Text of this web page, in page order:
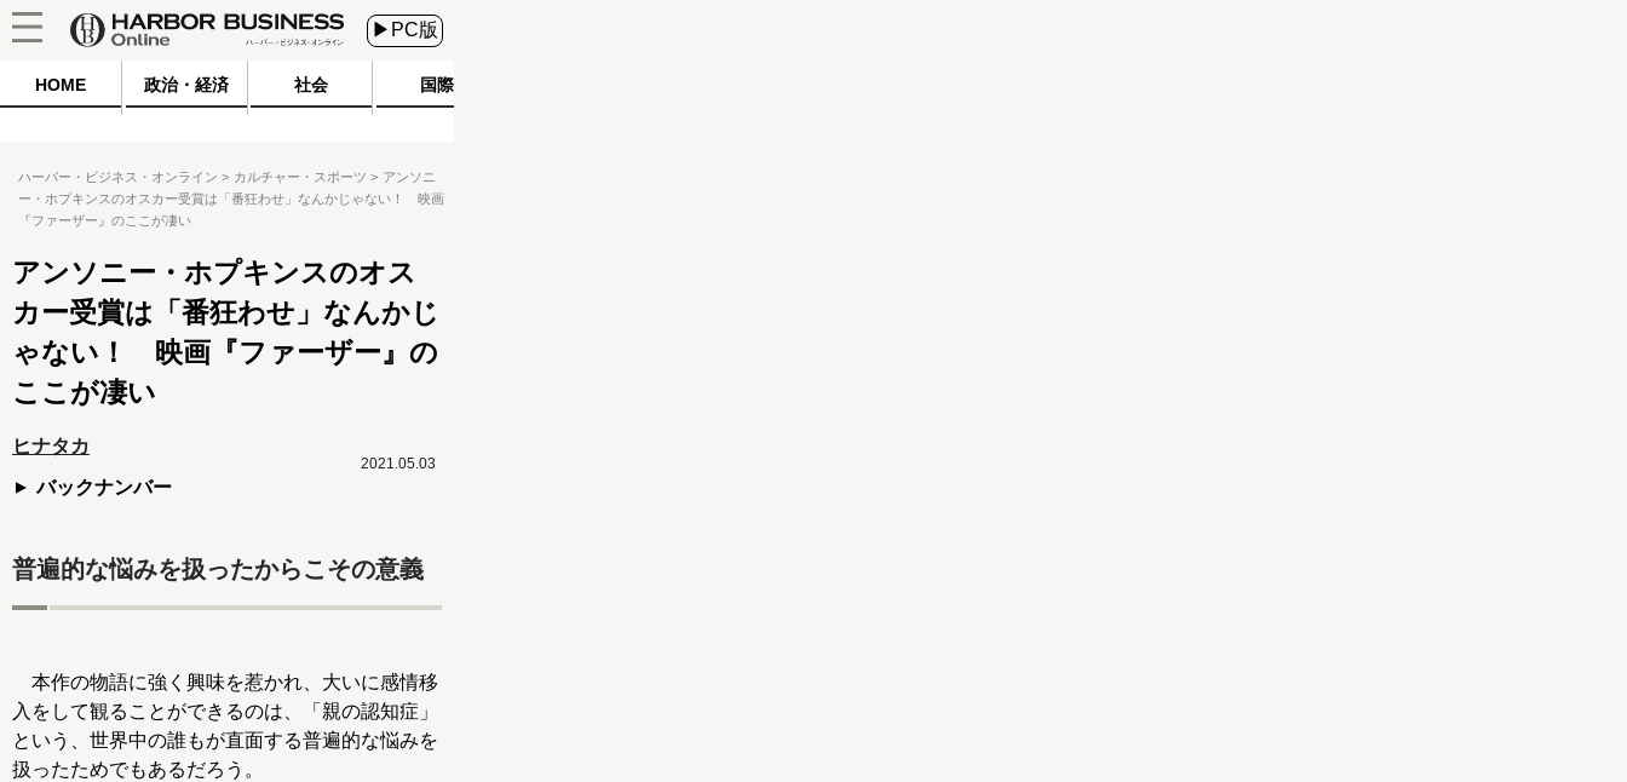
▶PC版
HOME 政治・経済 社会 国際
ハーバー・ビジネス・オンライン カルチャー・スポーツ
アンソニ
ー・ホプキンスのオスカー受賞は「番狂わせ」なんかじゃない！ 映画
『ファーザー』のここが凄い
アンソニー・ホプキンスのオス
カー受賞は「番狂わせ」なんかじ
ゃない！ 映画『ファーザー』の
ここが凄い
ヒナタカ
バックナンバー
2021.05.03
普遍的な悩みを扱ったからこその意義
本作の物語に強く興味を惹かれ、大いに感情移
入をして観ることができるのは、「親の認知症」
という、世界中の誰もが直面する普遍的な悩みを
扱ったためでもあるだろう。